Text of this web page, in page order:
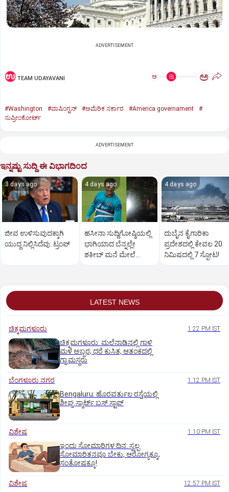
ADVERTISEMENT
TEAM UDAYAVANI ಅ ಅ
#Washington #ವಾಷಿಂಗ್ಟನ್‌ #ಅಮೆರಿಕ ಸರ್ಕಾರ #America governament
#
ಸುಪ್ರೀಂಕೋರ್ಟ್‌
ADVERTISEMENT
ಇನ್ನಷ್ಟು ಸುದ್ದಿ ಈ ವಿಭಾಗದಿಂದ
3 days ago
ಜೀವ ಉಳಿಸುವುದಕ್ಕಾಗಿ
ಯುದ್ಧ ನಿಲ್ಲಿಸಿದೆವು: ಟ್ರಂಪ್‌
4 days ago
ಹಸೀನಾ ಸುದ್ದಿಗೋಷ್ಠಿಯಲ್ಲಿ
ಭಾಗಿಯಾದ ಬೆನ್ನಲ್ಲೇ
ಶಕೀಬ್ ಮನೆ ಮೇಲೆ
4 days ago
ದುಬೈನ ಕೈಗಾರಿಕಾ
ಪ್ರದೇಶದಲ್ಲಿ ಕೇವಲ 20
ನಿಮಿಷದಲ್ಲಿ 7 ಸ್ಫೋಟ!
LATEST NEWS
ಚಿಕ್ಕಮಗಳೂರು 1:22 PM IST
ಚಿಕ್ಕಮಗಳೂರು: ಮಲೆನಾಡಿನಲ್ಲಿ ಗಾಳಿ
ಮಳೆ ಅಬ್ಬರ; ಧರೆ ಕುಸಿತ, ಆತಂಕದಲ್ಲಿ
ಗ್ರಾಮಸ್ಥರು
ಬೆಂಗಳೂರು ನಗರ 1:12 PM IST
Bengaluru: ಹೊರವರ್ತುಲ ರಸ್ತೆಯಲ್ಲಿ
ಶೀಘ್ರ ಸ್ಮಾರ್ಟ್‌ ಬಸ್‌ ಸ್ಟಾಪ್‌
ವಿಶೇಷ 1:10 PM IST
ಇಂದು ಸೋಮಾರಿಗಳ ದಿನ: ಸ್ವಲ್ಪ
ಸೋಮಾರಿತನವೂ ಬೇಕು, ಆರೋಗ್ಯಕ್ಕೂ,
ಸಂತೋಷಕ್ಕೂ!
ವಿಶೇಷ 12:57 PM IST